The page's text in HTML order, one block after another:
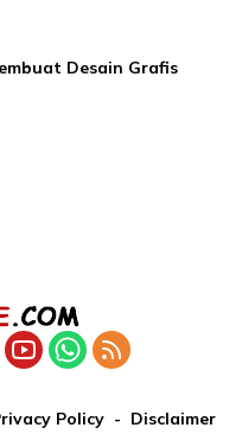
Desain Grafis
Policy Disclaimer